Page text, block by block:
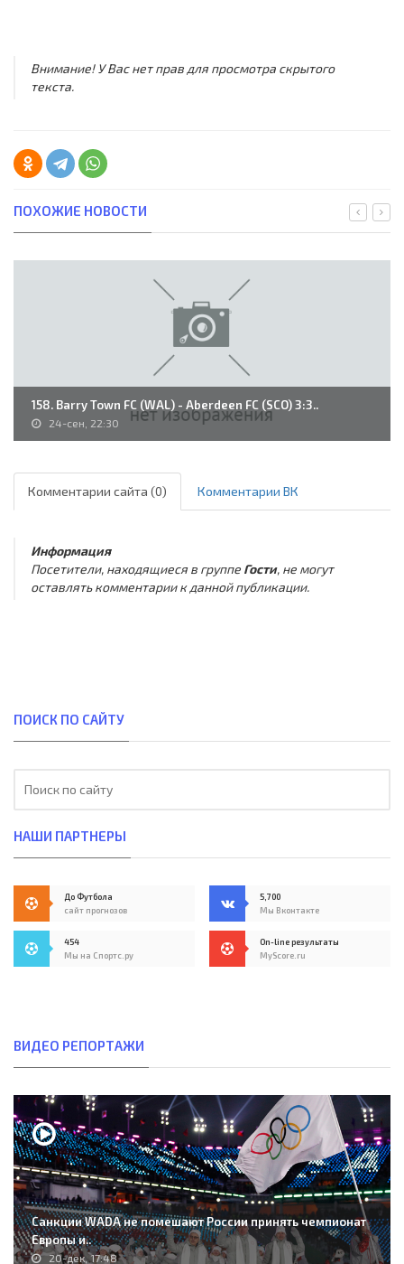
Внимание! У Вас нет прав для просмотра скрытого
текста.
ПОХОЖИЕ НОВОСТИ
158. Barry Town FC (WAL) - Aberdeen FC (SCO) 3:3..
24-сен, 22:30
Комментарии сайта (0) Комментарии ВК
Информация
Посетители, находящиеся в группе Гости, не могут
оставлять комментарии к данной публикации.
ПОИСК ПО САЙТУ
НАШИ ПАРТНЕРЫ
До Футбола
сайт прогнозов
5,700
Мы Вконтакте
454
Мы на Спортс.ру
On-line результаты
MyScore.ru
ВИДЕО РЕПОРТАЖИ
Санкции WADA не помешают России принять чемпионат
Европы и..
20-дек, 17:48